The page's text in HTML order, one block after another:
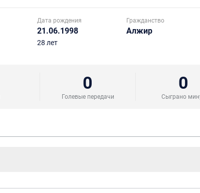
Дата рождения
21.06.1998
28 лет
Гражданство
Алжир
0
Голевые передачи
0
Сыграно